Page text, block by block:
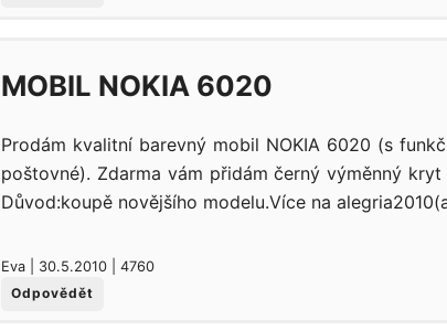
MOBIL NOKIA 6020
Prodám kvalitní barevný mobil NOKIA 6020 (s
poštovné). Zdarma vám přidám černý výměnný
Důvod:koupě novějšího modelu.Více na
Eva | 30.5.2010 | 4760
Odpovědět